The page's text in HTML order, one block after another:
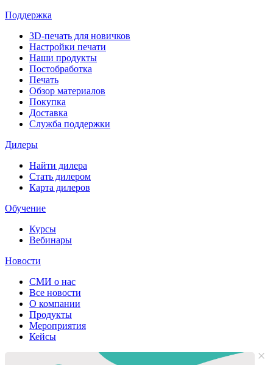
Поддержка
3D-печать для новичков
Настройки печати
Наши продукты
Постобработка
Печать
Обзор материалов
Покупка
Доставка
Служба поддержки
Дилеры
Найти дилера
Cтать дилером
Карта дилеров
Обучение
Курсы
Вебинары
Новости
СМИ о нас
Все новости
О компании
Продукты
Мероприятия
Кейсы